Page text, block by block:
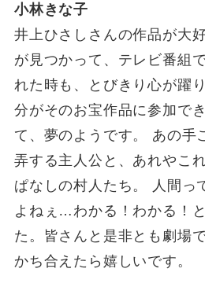
小林きな子
井上ひさしさんの作品が大
が見つかって、テレビ番組
れた時も、とびきり心が躍
分がそのお宝作品に参加で
て、夢のようです。 あの手
弄する主人公と、あれやこ
ぱなしの村人たち。 人間っ
よねぇ…わかる！わかる！
た。皆さんと是非とも劇場
かち合えたら嬉しいです。